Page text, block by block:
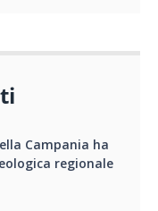
Campania ha
regionale